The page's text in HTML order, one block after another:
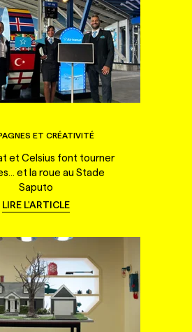
ET CRÉATIVITÉ
et Celsius font tourner
et la roue au Stade
Saputo
LIRE L'ARTICLE